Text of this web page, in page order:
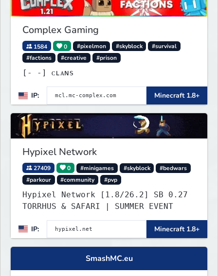
Complex Gaming
1584 0 #pixelmon #skyblock
#survival
#factions
#creative #prison
[‐ ‐] ᴄʟᴀɴs
IP: Minecraft 1.8+
Hypixel Network
27409 0 #minigames #skyblock
#bedwars
#parkour
#community #pvp
Hypixel Network [1.8/26.2] SB 0.27
TORRHUS & SAFARI | SUMMER EVENT
IP: Minecraft 1.8+
SmashMC.eu